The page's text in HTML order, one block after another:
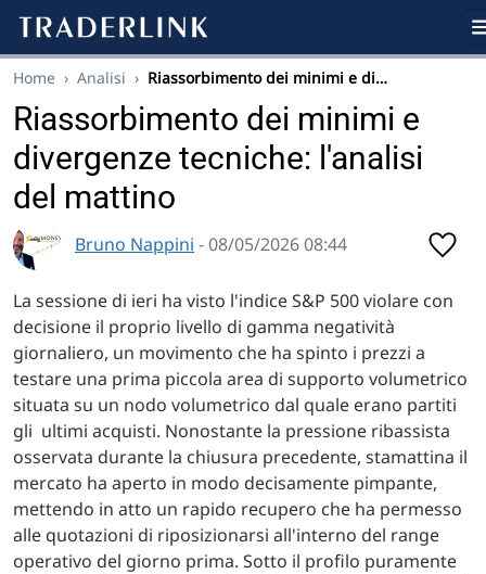
Home › Analisi › Riassorbimento dei minimi e di…
Riassorbimento dei minimi e
divergenze tecniche: l'analisi
del mattino
Bruno Nappini - 08/05/2026 08:44
La sessione di ieri ha visto l'indice S&P 500 violare con
decisione il proprio livello di gamma negatività
giornaliero, un movimento che ha spinto i prezzi a
testare una prima piccola area di supporto volumetrico
situata su un nodo volumetrico dal quale erano partiti
gli ultimi acquisti. Nonostante la pressione ribassista
osservata durante la chiusura precedente, stamattina il
mercato ha aperto in modo decisamente pimpante,
mettendo in atto un rapido recupero che ha permesso
alle quotazioni di riposizionarsi all'interno del range
operativo del giorno prima. Sotto il profilo puramente